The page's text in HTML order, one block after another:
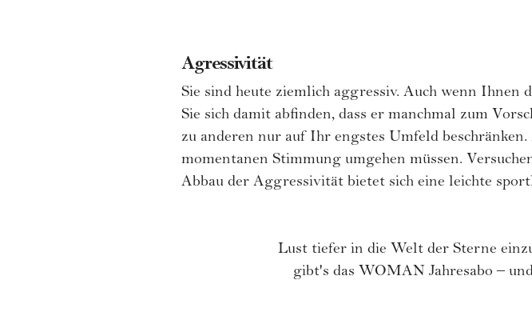
Agressivität
Sie sind heute ziemlich aggressiv. Auch wenn Ihnen
Sie sich damit abfinden, dass er manchmal zum
zu anderen nur auf Ihr engstes Umfeld
momentanen Stimmung umgehen müssen.
Abbau der Aggressivität bietet sich eine leichte
Lust tiefer in die Welt der Sterne
gibt's das WOMAN Jahresabo –